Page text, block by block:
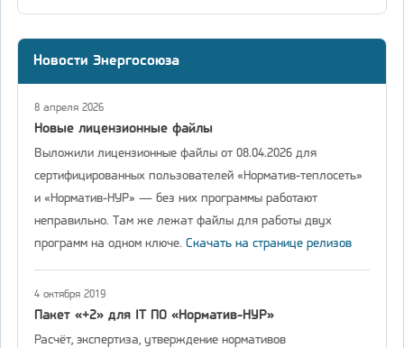
Новости Энергосоюза
8 апреля 2026
Новые лицензионные файлы
Выложили лицензионные файлы от 08.04.2026 для
сертифицированных пользователей «Норматив-теплосеть»
и «Норматив-НУР» — без них программы работают
неправильно. Там же лежат файлы для работы двух
программ на одном ключе. Скачать на странице релизов
4 октября 2019
Пакет «+2» для IT ПО «Норматив-НУР»
Расчёт, экспертиза, утверждение нормативов